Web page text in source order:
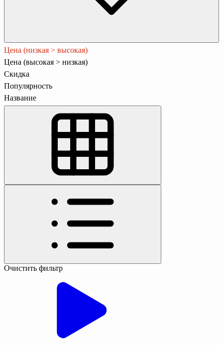
Цена (низкая > высокая)
Цена (высокая > низкая)
Скидка
Популярность
Название
Очистить фильтр